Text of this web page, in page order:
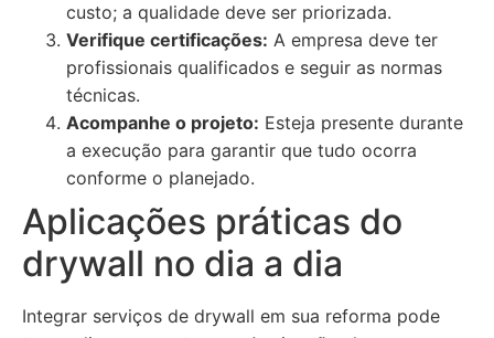
custo; a qualidade deve ser priorizada.
Verifique certificações: A empresa deve ter
profissionais qualificados e seguir as normas
técnicas.
Acompanhe o projeto: Esteja presente durante
a execução para garantir que tudo ocorra
conforme o planejado.
Aplicações práticas do
drywall no dia a dia
Integrar serviços de drywall em sua reforma pode